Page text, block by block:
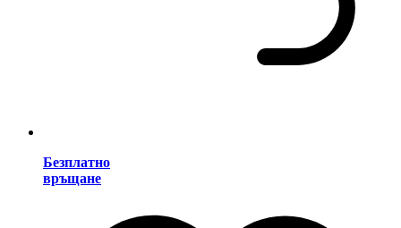
Безплатно
връщане